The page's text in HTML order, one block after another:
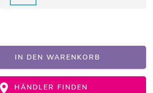
IN DEN WARENKORB
HÄNDLER FINDEN